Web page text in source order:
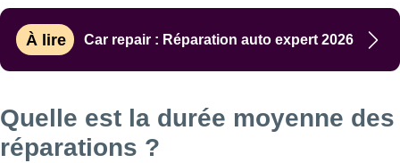
À lire Car repair : Réparation auto expert 2026
Quelle est la durée moyenne des
réparations ?